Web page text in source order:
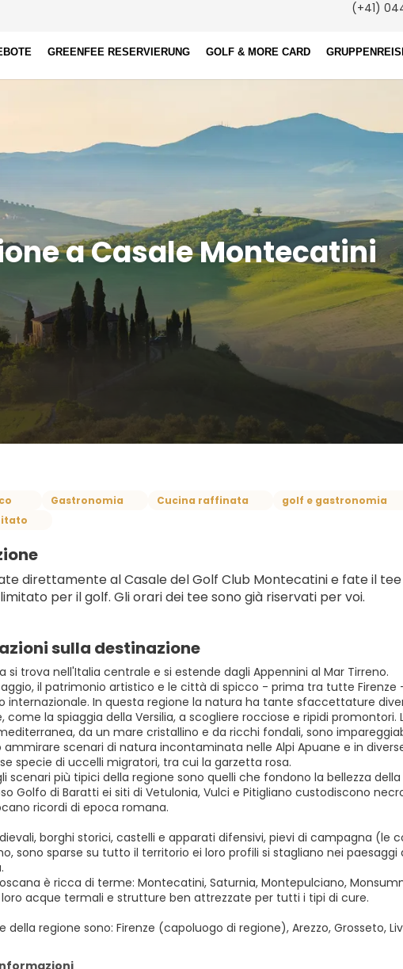
GREENFEE RESERVIERUNG GOLF & MORE CARD
(+41)
a Casale Montecatini
Gastronomia Cucina raffinata golf e gastronomia
direttamente al Casale del Golf Club Montecatini e fate il
per il golf. Gli orari dei tee sono già riservati per voi.
sulla destinazione
si trova nell'Italia centrale e si estende dagli Appennini al Mar Tirreno.
il patrimonio artistico e le città di spicco - prima tra tutte
internazionale. In questa regione la natura ha tante sfaccettature
come la spiaggia della Versilia, a scogliere rocciose e ripidi
da un mare cristallino e da ricchi fondali, sono
ammirare scenari di natura incontaminata nelle Alpi Apuane e in
specie di uccelli migratori, tra cui la garzetta rosa.
scenari più tipici della regione sono quelli che fondono la bellezza
Golfo di Baratti ei siti di Vetulonia, Vulci e Pitigliano custodiscono
ricordi di epoca romana.
borghi storici, castelli e apparati difensivi, pievi di campagna (le
sono sparse su tutto il territorio ei loro profili si stagliano nei
è ricca di terme: Montecatini, Saturnia, Montepulciano,
loro acque termali e strutture ben attrezzate per tutti i tipi di cure.
della regione sono: Firenze (capoluogo di regione), Arezzo, Grosseto,